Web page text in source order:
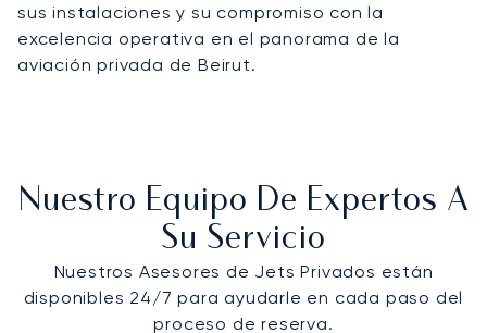
sus instalaciones y su compromiso con la
excelencia operativa en el panorama de la
aviación privada de Beirut.
Nuestro Equipo De Expertos A
Su Servicio
Nuestros Asesores de Jets Privados están
disponibles 24/7 para ayudarle en cada paso del
proceso de reserva.